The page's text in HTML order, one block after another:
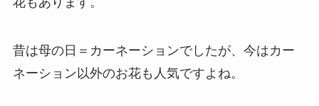
昔は母の日＝カーネーションでしたが、今はカー
ネーション以外のお花も人気ですよね。